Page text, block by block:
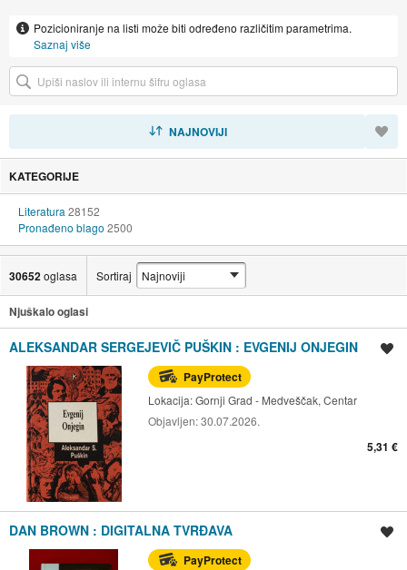
Pozicioniranje na listi može biti određeno različitim parametrima.
Saznaj više
NAJNOVIJI
KATEGORIJE
Literatura 28152
Pronađeno blago 2500
30652oglasa Sortiraj
Njuškalo oglasi
ALEKSANDAR SERGEJEVIČ PUŠKIN : EVGENIJ ONJEGIN
PayProtect
Lokacija:Gornji Grad - Medveščak, Centar
Objavljen:30.07.2026.
5,31 €
DAN BROWN : DIGITALNA TVRĐAVA
PayProtect